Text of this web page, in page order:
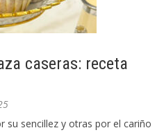
caseras: receta
su sencillez y otras por el cariño